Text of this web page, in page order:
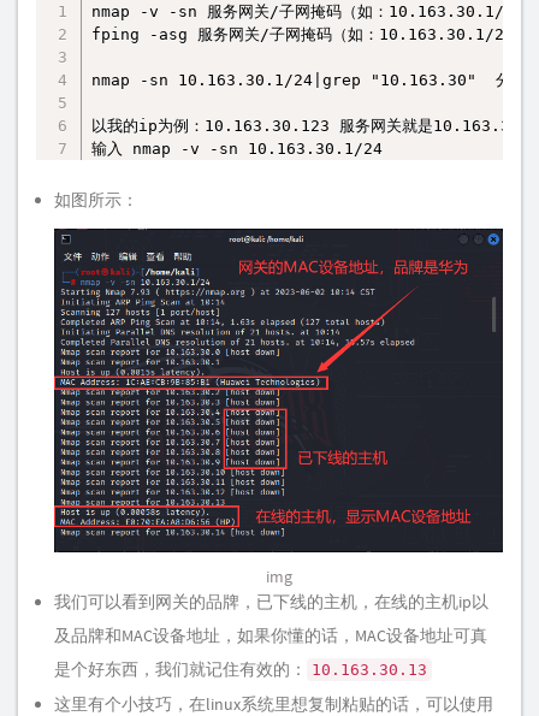
nmap -v -sn 服务网关/子网掩码（如：10.163.30.1/24)
fping -asg 服务网关/子网掩码（如：10.163.30.1/24)
nmap -sn 10.163.30.1/24|grep "10.163.30"  分组
以我的ip为例：10.163.30.123 服务网关就是
输入 nmap -v -sn 10.163.30.1/24
复制
如图所示：
img
我们可以看到网关的品牌，已下线的主机，在线的主机ip以
及品牌和MAC设备地址，如果你懂的话，MAC设备地址可真
是个好东西，我们就记住有效的：
10.163.30.13
这里有个小技巧，在linux系统里想复制粘贴的话，可以使用